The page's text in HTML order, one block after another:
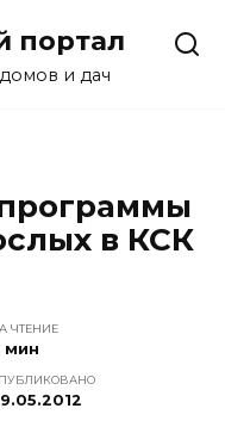
портал
и дач
в КСК
ЧТЕНИЕ
мин